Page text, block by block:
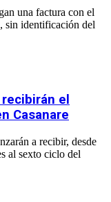
una factura con el
sin identificación del
el
Casanare
a recibir, desde
al sexto ciclo del